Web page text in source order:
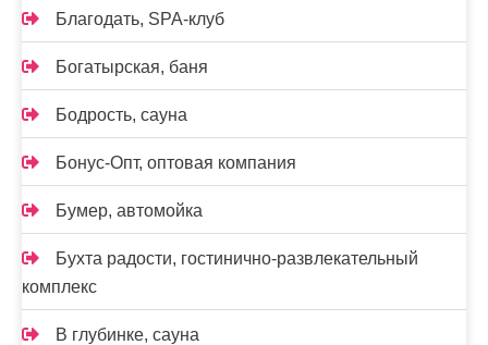
Благодать, SPA-клуб
Богатырская, баня
Бодрость, сауна
Бонус-Опт, оптовая компания
Бумер, автомойка
Бухта радости, гостинично-развлекательный
комплекс
В глубинке, сауна